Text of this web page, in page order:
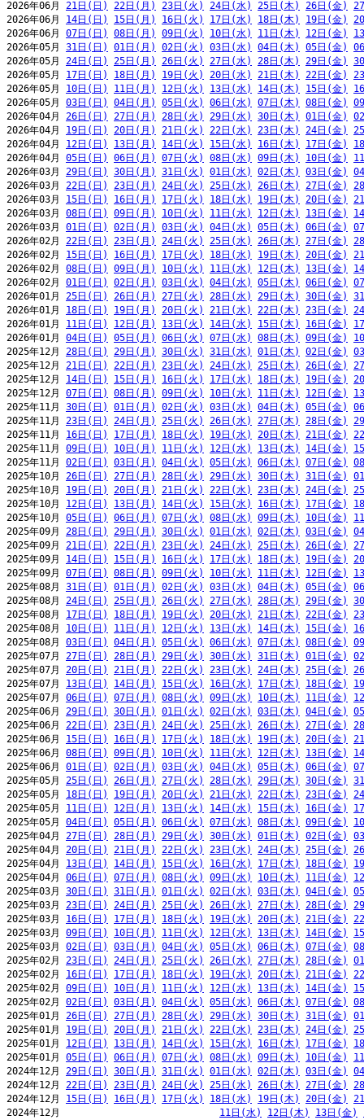
2026年06月 21日(日) 22日(月) 23日(火) 24日(水) 25日(木) 26日(金)
2026年06月 14日(日) 15日(月) 16日(火) 17日(水) 18日(木) 19日(金)
2026年06月 07日(日) 08日(月) 09日(火) 10日(水) 11日(木) 12日(金)
2026年05月 31日(日) 01日(月) 02日(火) 03日(水) 04日(木) 05日(金)
2026年05月 24日(日) 25日(月) 26日(火) 27日(水) 28日(木) 29日(金)
2026年05月 17日(日) 18日(月) 19日(火) 20日(水) 21日(木) 22日(金)
2026年05月 10日(日) 11日(月) 12日(火) 13日(水) 14日(木) 15日(金)
2026年05月 03日(日) 04日(月) 05日(火) 06日(水) 07日(木) 08日(金)
2026年04月 26日(日) 27日(月) 28日(火) 29日(水) 30日(木) 01日(金)
2026年04月 19日(日) 20日(月) 21日(火) 22日(水) 23日(木) 24日(金)
2026年04月 12日(日) 13日(月) 14日(火) 15日(水) 16日(木) 17日(金)
2026年04月 05日(日) 06日(月) 07日(火) 08日(水) 09日(木) 10日(金)
2026年03月 29日(日) 30日(月) 31日(火) 01日(水) 02日(木) 03日(金)
2026年03月 22日(日) 23日(月) 24日(火) 25日(水) 26日(木) 27日(金)
2026年03月 15日(日) 16日(月) 17日(火) 18日(水) 19日(木) 20日(金)
2026年03月 08日(日) 09日(月) 10日(火) 11日(水) 12日(木) 13日(金)
2026年03月 01日(日) 02日(月) 03日(火) 04日(水) 05日(木) 06日(金)
2026年02月 22日(日) 23日(月) 24日(火) 25日(水) 26日(木) 27日(金)
2026年02月 15日(日) 16日(月) 17日(火) 18日(水) 19日(木) 20日(金)
2026年02月 08日(日) 09日(月) 10日(火) 11日(水) 12日(木) 13日(金)
2026年02月 01日(日) 02日(月) 03日(火) 04日(水) 05日(木) 06日(金)
2026年01月 25日(日) 26日(月) 27日(火) 28日(水) 29日(木) 30日(金)
2026年01月 18日(日) 19日(月) 20日(火) 21日(水) 22日(木) 23日(金)
2026年01月 11日(日) 12日(月) 13日(火) 14日(水) 15日(木) 16日(金)
2026年01月 04日(日) 05日(月) 06日(火) 07日(水) 08日(木) 09日(金)
2025年12月 28日(日) 29日(月) 30日(火) 31日(水) 01日(木) 02日(金)
2025年12月 21日(日) 22日(月) 23日(火) 24日(水) 25日(木) 26日(金)
2025年12月 14日(日) 15日(月) 16日(火) 17日(水) 18日(木) 19日(金)
2025年12月 07日(日) 08日(月) 09日(火) 10日(水) 11日(木) 12日(金)
2025年11月 30日(日) 01日(月) 02日(火) 03日(水) 04日(木) 05日(金)
2025年11月 23日(日) 24日(月) 25日(火) 26日(水) 27日(木) 28日(金)
2025年11月 16日(日) 17日(月) 18日(火) 19日(水) 20日(木) 21日(金)
2025年11月 09日(日) 10日(月) 11日(火) 12日(水) 13日(木) 14日(金)
2025年11月 02日(日) 03日(月) 04日(火) 05日(水) 06日(木) 07日(金)
2025年10月 26日(日) 27日(月) 28日(火) 29日(水) 30日(木) 31日(金)
2025年10月 19日(日) 20日(月) 21日(火) 22日(水) 23日(木) 24日(金)
2025年10月 12日(日) 13日(月) 14日(火) 15日(水) 16日(木) 17日(金)
2025年10月 05日(日) 06日(月) 07日(火) 08日(水) 09日(木) 10日(金)
2025年09月 28日(日) 29日(月) 30日(火) 01日(水) 02日(木) 03日(金)
2025年09月 21日(日) 22日(月) 23日(火) 24日(水) 25日(木) 26日(金)
2025年09月 14日(日) 15日(月) 16日(火) 17日(水) 18日(木) 19日(金)
2025年09月 07日(日) 08日(月) 09日(火) 10日(水) 11日(木) 12日(金)
2025年08月 31日(日) 01日(月) 02日(火) 03日(水) 04日(木) 05日(金)
2025年08月 24日(日) 25日(月) 26日(火) 27日(水) 28日(木) 29日(金)
2025年08月 17日(日) 18日(月) 19日(火) 20日(水) 21日(木) 22日(金)
2025年08月 10日(日) 11日(月) 12日(火) 13日(水) 14日(木) 15日(金)
2025年08月 03日(日) 04日(月) 05日(火) 06日(水) 07日(木) 08日(金)
2025年07月 27日(日) 28日(月) 29日(火) 30日(水) 31日(木) 01日(金)
2025年07月 20日(日) 21日(月) 22日(火) 23日(水) 24日(木) 25日(金)
2025年07月 13日(日) 14日(月) 15日(火) 16日(水) 17日(木) 18日(金)
2025年07月 06日(日) 07日(月) 08日(火) 09日(水) 10日(木) 11日(金)
2025年06月 29日(日) 30日(月) 01日(火) 02日(水) 03日(木) 04日(金)
2025年06月 22日(日) 23日(月) 24日(火) 25日(水) 26日(木) 27日(金)
2025年06月 15日(日) 16日(月) 17日(火) 18日(水) 19日(木) 20日(金)
2025年06月 08日(日) 09日(月) 10日(火) 11日(水) 12日(木) 13日(金)
2025年06月 01日(日) 02日(月) 03日(火) 04日(水) 05日(木) 06日(金)
2025年05月 25日(日) 26日(月) 27日(火) 28日(水) 29日(木) 30日(金)
2025年05月 18日(日) 19日(月) 20日(火) 21日(水) 22日(木) 23日(金)
2025年05月 11日(日) 12日(月) 13日(火) 14日(水) 15日(木) 16日(金)
2025年05月 04日(日) 05日(月) 06日(火) 07日(水) 08日(木) 09日(金)
2025年04月 27日(日) 28日(月) 29日(火) 30日(水) 01日(木) 02日(金)
2025年04月 20日(日) 21日(月) 22日(火) 23日(水) 24日(木) 25日(金)
2025年04月 13日(日) 14日(月) 15日(火) 16日(水) 17日(木) 18日(金)
2025年04月 06日(日) 07日(月) 08日(火) 09日(水) 10日(木) 11日(金)
2025年03月 30日(日) 31日(月) 01日(火) 02日(水) 03日(木) 04日(金)
2025年03月 23日(日) 24日(月) 25日(火) 26日(水) 27日(木) 28日(金)
2025年03月 16日(日) 17日(月) 18日(火) 19日(水) 20日(木) 21日(金)
2025年03月 09日(日) 10日(月) 11日(火) 12日(水) 13日(木) 14日(金)
2025年03月 02日(日) 03日(月) 04日(火) 05日(水) 06日(木) 07日(金)
2025年02月 23日(日) 24日(月) 25日(火) 26日(水) 27日(木) 28日(金)
2025年02月 16日(日) 17日(月) 18日(火) 19日(水) 20日(木) 21日(金)
2025年02月 09日(日) 10日(月) 11日(火) 12日(水) 13日(木) 14日(金)
2025年02月 02日(日) 03日(月) 04日(火) 05日(水) 06日(木) 07日(金)
2025年01月 26日(日) 27日(月) 28日(火) 29日(水) 30日(木) 31日(金)
2025年01月 19日(日) 20日(月) 21日(火) 22日(水) 23日(木) 24日(金)
2025年01月 12日(日) 13日(月) 14日(火) 15日(水) 16日(木) 17日(金)
2025年01月 05日(日) 06日(月) 07日(火) 08日(水) 09日(木) 10日(金)
2024年12月 29日(日) 30日(月) 31日(火) 01日(水) 02日(木) 03日(金)
2024年12月 22日(日) 23日(月) 24日(火) 25日(水) 26日(木) 27日(金)
2024年12月 15日(日) 16日(月) 17日(火) 18日(水) 19日(木) 20日(金)
2024年12月 11日(水) 12日(木) 13日(金)